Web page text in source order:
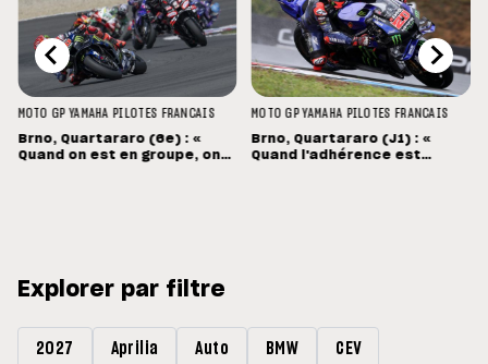
MOTO GP YAMAHA PILOTES FRANCAIS
Brno, Quartararo (6e) : «
Quand on est en groupe, on
MOTO GP YAMAHA PILOTES FRANCAIS
Brno, Quartararo (J1) : «
Quand l'adhérence est
Explorer par filtre
2027 Aprilia Auto BMW CEV